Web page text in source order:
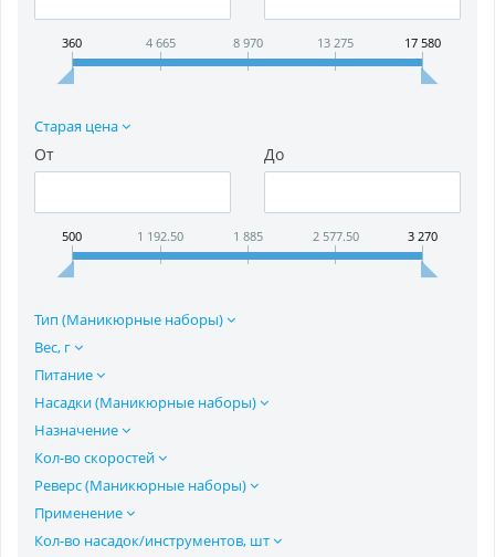
360 4 665 8 970 13 275 17 580
Старая цена
От До
500 1 192.50 1 885 2 577.50 3 270
Тип (Маникюрные наборы)
Вес, г
Питание
Насадки (Маникюрные наборы)
Назначение
Кол-во скоростей
Реверс (Маникюрные наборы)
Применение
Кол-во насадок/инструментов, шт